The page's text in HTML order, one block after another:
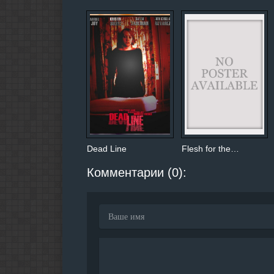
Dead Line Flesh for the…
Комментарии (0):